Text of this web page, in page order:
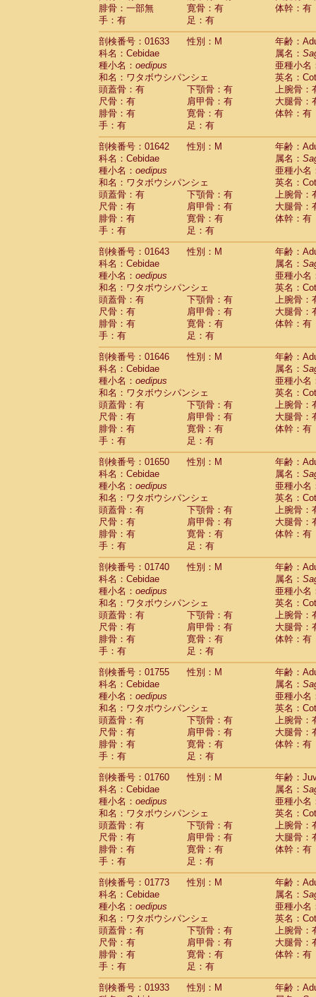
CercopithecidaeMandrillus
CercopithecidaeMandrillus sphinx
CercopithecidaeTheropithecus
CercopithecidaeMacaca arctoides(1)
Cercopithecidae Macaca assamensis
Cercopithecidae
Macaca
CercopithecidaeMacaca cyclopis (6)
CercopithecidaeMacaca fascicularis
CercopithecidaeMacaca fuscaca
CercopithecidaeMacaca fuscata
CercopithecidaeMacaca fuscata
CercopithecidaeMacaca maura(1)
Cercopithecidae Macaca mulatta(45)
Cercopithecidae Macaca nemestrina(3)
Cercopithecidae Macaca nigra(1)
CercopithecidaeMacaca radiata(7)
CercopithecidaeMacaca silenus(0)
CercopithecidaeMacaca sinica (0)
CercopithecidaeMacaca sylvanus
CercopithecidaeMacaca thibetana (0)
Cercopithecidae Macaca tonkeana (0)
Cercopithecidae hybrid(1)
Cercopithecidae (0)
CercopithecidaeAllenopithecus
CercopithecidaeCercopithecus
CercopithecidaeCercopithecus
CercopithecidaeCercopithecus
CercopithecidaeCercopithecus diana
CercopithecidaeCercopithecus
Cercopithecidae
Cercopithecus
Cercopithecidae
Cercopithecus mitis
CercopithecidaeCercopithecus mitis
CercopithecidaeCercopithecus mitis
CercopithecidaeCercopithecus mona
CercopithecidaeCercopithecus
CercopithecidaeCercopithecus
CercopithecidaeCercopithecus
Cercopithecidae
Cercopithecusspp.(0)
Cercopithecidae
Chlorocebus
CercopithecidaeChlorocebus
CercopithecidaeErythrocebus patas
CercopithecidaeMiopithecus talapoin
CercopithecidaeCercopithecinae spp.
CercopithecidaeColobus angolensis
CercopithecidaeColobus guereza (0)
Cercopithecidae Colobus polykomos
Cercopithecidae Piliocolobus badius
Cercopithecidae Kasi senex vetulus(0)
CercopithecidaeKasi senex
CercopithecidaeNasalis larvatus(0)
CercopithecidaePresbytes
CercopithecidaePygathrix nemaeus
CercopithecidaeSemnopithecus
Cercopithecidae
Trachypithecus
Cercopithecidae
Trachypithecus
Cercopithecidae
Trachypithecus
CercopithecidaeTrachypithecus
CercopithecidaeColobinae spp.(0)
CercopithecidaePresbytesinaespp.(0)
CercopithecidaeCercopithecidae
HylobatidaeHoolock hoolock(0)
HylobatidaeHylobates agilis
Hylobatidae (0)
Hylobatidae Hylobates lar
HylobatidaeHylobates moloch(0)
Hylobatidae Hylobates muelleri(0)
HylobatidaeHylobates pileatus(2)
Hylobatidae Hylobates
HylobatidaeHylobateshybrid(0)
HylobatidaeNomascus concolor(0)
Hylobatidae
Symphalangus
Hominidae
(0)
HominidaePan troglodytes
Hominidae Gorilla gorilla beringei(0)
Hominidae Gorilla gorilla gorilla(0)
Primates misc.(0)
Scandentia Dendrogale melanura
Scandentia Ptilocercus lowii
腓骨：一部無
寛骨：有
体幹：有
手：有
足：有
剖検番号：01633
性別：M
年齢：
科名：Cebidae
属名：
種小名： oedipus
亜種小名
和名：ワタボウシパンシェ
英名：
頭蓋骨：有
下顎骨：有
上腕骨：
尺骨：有
肩甲骨：有
大腿骨：
腓骨：有
寛骨：有
体幹：有
手：有
足：有
剖検番号：01642
性別：M
年齢：
科名：Cebidae
属名：
種小名： oedipus
亜種小名
和名：ワタボウシパンシェ
英名：
頭蓋骨：有
下顎骨：有
上腕骨：
尺骨：有
肩甲骨：有
大腿骨：
腓骨：有
寛骨：有
体幹：有
手：有
足：有
剖検番号：01643
性別：M
年齢：
科名：Cebidae
属名：
種小名： oedipus
亜種小名
和名：ワタボウシパンシェ
英名：
頭蓋骨：有
下顎骨：有
上腕骨：
尺骨：有
肩甲骨：有
大腿骨：
腓骨：有
寛骨：有
体幹：有
手：有
足：有
剖検番号：01646
性別：M
年齢：
科名：Cebidae
属名：
種小名： oedipus
亜種小名
和名：ワタボウシパンシェ
英名：
頭蓋骨：有
下顎骨：有
上腕骨：
尺骨：有
肩甲骨：有
大腿骨：
腓骨：有
寛骨：有
体幹：有
手：有
足：有
剖検番号：01650
性別：M
年齢：
科名：Cebidae
属名：
種小名： oedipus
亜種小名
和名：ワタボウシパンシェ
英名：
頭蓋骨：有
下顎骨：有
上腕骨：
尺骨：有
肩甲骨：有
大腿骨：
腓骨：有
寛骨：有
体幹：有
手：有
足：有
剖検番号：01740
性別：M
年齢：
科名：Cebidae
属名：
種小名： oedipus
亜種小名
和名：ワタボウシパンシェ
英名：
頭蓋骨：有
下顎骨：有
上腕骨：
尺骨：有
肩甲骨：有
大腿骨：
腓骨：有
寛骨：有
体幹：有
手：有
足：有
剖検番号：01755
性別：M
年齢：
科名：Cebidae
属名：
種小名： oedipus
亜種小名
和名：ワタボウシパンシェ
英名：
頭蓋骨：有
下顎骨：有
上腕骨：
尺骨：有
肩甲骨：有
大腿骨：
腓骨：有
寛骨：有
体幹：有
手：有
足：有
剖検番号：01760
性別：M
年齢：
科名：Cebidae
属名：
種小名： oedipus
亜種小名
和名：ワタボウシパンシェ
英名：
頭蓋骨：有
下顎骨：有
上腕骨：
尺骨：有
肩甲骨：有
大腿骨：
腓骨：有
寛骨：有
体幹：有
手：有
足：有
剖検番号：01773
性別：M
年齢：
科名：Cebidae
属名：
種小名： oedipus
亜種小名
和名：ワタボウシパンシェ
英名：
頭蓋骨：有
下顎骨：有
上腕骨：
尺骨：有
肩甲骨：有
大腿骨：
腓骨：有
寛骨：有
体幹：有
手：有
足：有
剖検番号：01933
性別：M
年齢：